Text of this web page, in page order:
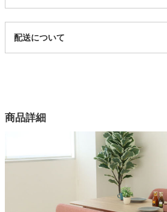
ガーデン
4ds03002780
3色
幅56×奥行56.5×高さ80.3×座面高44(cm)
幅110×奥行53.5×高さ77×座面高44(cm)
配送について
商品詳細